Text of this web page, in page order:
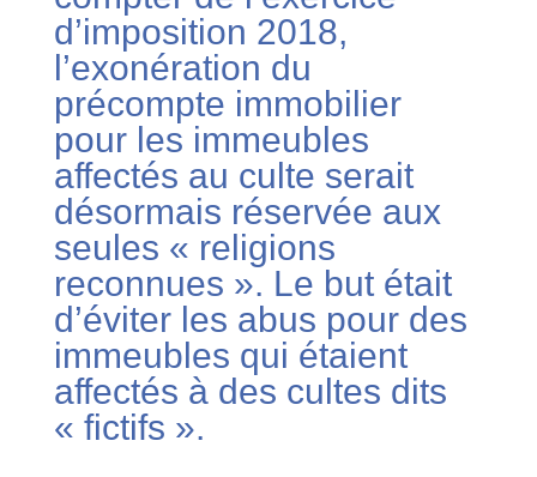
d’imposition 2018,
l’exonération du
précompte immobilier
pour les immeubles
affectés au culte serait
désormais réservée aux
seules « religions
reconnues ». Le but était
d’éviter les abus pour des
immeubles qui étaient
affectés à des cultes dits
« fictifs ».